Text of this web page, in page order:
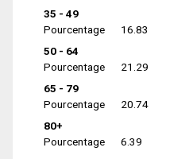
35 - 49
Pourcentage
16.83
50 - 64
Pourcentage
21.29
65 - 79
Pourcentage
20.74
80+
Pourcentage
6.39